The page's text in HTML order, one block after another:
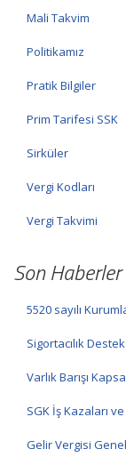
Mali Takvim
Politikamız
Pratik Bilgiler
Prim Tarifesi SSK
Sirküler
Vergi Kodları
Vergi Takvimi
Son Haberler
5520 sayılı
Sigortacılık
Varlık Barışı
SGK İş Kazaları
Gelir Vergisi